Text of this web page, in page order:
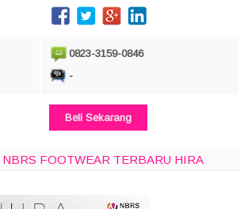
0823-3159-0846
-
Beli Sekarang
FOOTWEAR TERBARU HIRA